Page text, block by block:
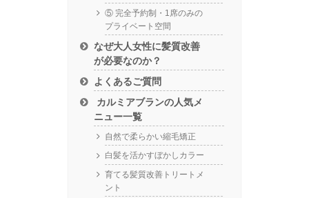
⑤ 完全予約制・1席のみの
プライベート空間
なぜ大人女性に髪質改善
が必要なのか？
よくあるご質問
カルミアブランの人気メ
ニュー一覧
自然で柔らかい縮毛矯正
白髪を活かすぼかしカラー
育てる髪質改善トリートメ
ント